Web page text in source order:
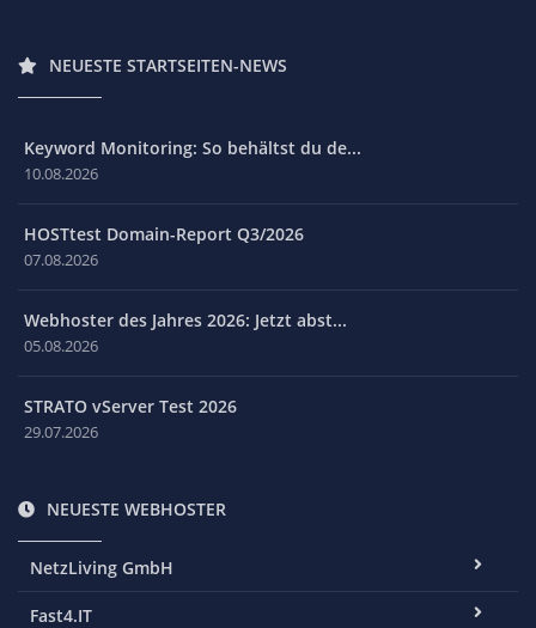
NEUESTE STARTSEITEN-NEWS
Keyword Monitoring: So behältst du de...
10.08.2026
HOSTtest Domain-Report Q3/2026
07.08.2026
Webhoster des Jahres 2026: Jetzt abst...
05.08.2026
STRATO vServer Test 2026
29.07.2026
NEUESTE WEBHOSTER
NetzLiving GmbH
Fast4.IT